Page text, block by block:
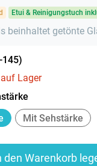
Etui & Reinigungstuch
beinhaltet getönte
-145)
Lager
Mit Sehstärke
den Warenkorb